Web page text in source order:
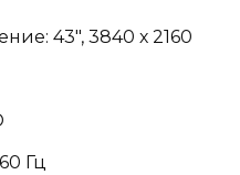
43″, 3840 х 2160
Гц